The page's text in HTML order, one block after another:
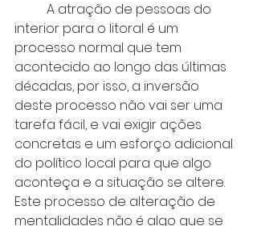
interior para o litoral é um
processo normal que tem
acontecido ao longo das últimas
décadas, por isso, a inversão
deste processo não vai ser uma
tarefa fácil, e vai exigir ações
concretas e um esforço adicional
do político local para que algo
aconteça e a situação se altere.
Este processo de alteração de
mentalidades não é algo que se